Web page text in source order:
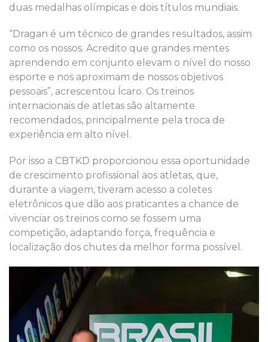
duas medalhas olímpicas e dois títulos mundiais.
“Dragan é um técnico de grandes resultados, assim
como os nossos. Acredito que grandes mentes
aprendendo em conjunto elevam o nível do nosso
esporte e nos aproximam de nossos objetivos
pessoais”, acrescentou Ícaro. Os treinos
internacionais de atletas são altamente
recomendados, principalmente pela troca de
experiência em alto nível.
Por isso a CBTKD proporcionou essa oportunidade
de crescimento profissional aos atletas, que,
durante a viagem, tiveram acesso a coletes
eletrônicos que dão aos praticantes a chance de
vivenciar os treinos como se fossem uma
competição, adaptando força, frequência e
localização dos chutes da melhor forma possível.